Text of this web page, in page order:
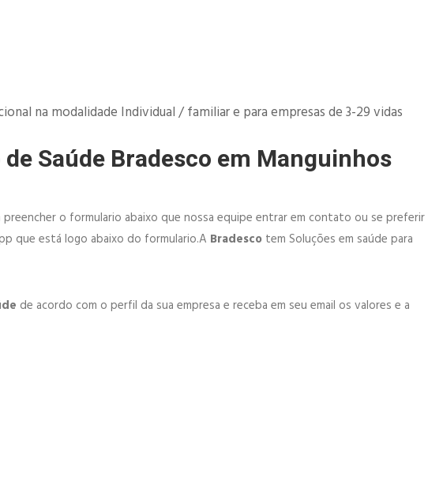
na modalidade Individual / familiar e para empresas de 3-29 vidas
Saúde Bradesco em Manguinhos
preencher o formulario abaixo que nossa equipe entrar em contato ou se preferir
que está logo abaixo do formulario.A Bradesco tem Soluções em saúde para
de acordo com o perfil da sua empresa e receba em seu email os valores e a